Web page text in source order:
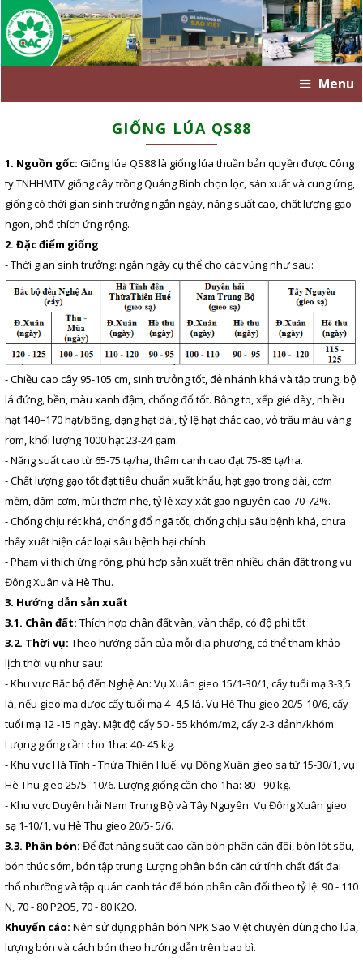
Menu
GIỐNG LÚA QS88
1. Nguồn gốc: Giống lúa QS88 là giống lúa thuần bản quyền được Công
ty TNHHMTV giống cây trồng Quảng Bình chọn lọc, sản xuất và cung ứng,
giống có thời gian sinh trưởng ngắn ngày, năng suất cao, chất lượng gạo
ngon, phổ thích ứng rộng.
2. Đặc điểm giống
- Thời gian sinh trưởng: ngắn ngày cụ thể cho các vùng như sau:
- Chiều cao cây 95-105 cm, sinh trưởng tốt, đẻ nhánh khá và tập trung, bộ
lá đứng, bền, màu xanh đậm, chống đổ tốt. Bông to, xếp gié dày, nhiều
hạt 140–170 hạt/bông, dạng hạt dài, tỷ lệ hạt chắc cao, vỏ trấu màu vàng
rơm, khối lượng 1000 hạt 23-24 gam.
- Năng suất cao từ 65-75 tạ/ha, thâm canh cao đạt 75-85 tạ/ha.
- Chất lượng gạo tốt đạt tiêu chuẩn xuất khẩu, hạt gạo trong dài, cơm
mềm, đậm cơm, mùi thơm nhẹ, tỷ lệ xay xát gạo nguyên cao 70-72%.
- Chống chịu rét khá, chống đổ ngã tốt, chống chịu sâu bệnh khá, chưa
thấy xuất hiện các loại sâu bệnh hại chính.
- Phạm vi thích ứng rộng, phù hợp sản xuất trên nhiều chân đất trong vụ
Đông Xuân và Hè Thu.
3. Hướng dẫn sản xuất
3.1. Chân đất: Thích hợp chân đất vàn, vàn thấp, có độ phì tốt
3.2. Thời vụ: Theo hướng dẫn của mỗi địa phương, có thể tham khảo
lịch thời vụ như sau:
- Khu vực Bắc bộ đến Nghệ An: Vụ Xuân gieo 15/1-30/1, cấy tuổi mạ 3-3,5
lá, nếu gieo mạ dược cấy tuổi mạ 4- 4,5 lá. Vụ Hè Thu gieo 20/5-10/6, cấy
tuổi mạ 12 -15 ngày. Mật độ cấy 50 - 55 khóm/m2, cấy 2-3 dảnh/khóm.
Lượng giống cần cho 1ha: 40- 45 kg.
- Khu vực Hà Tĩnh - Thừa Thiên Huế: vụ Đông Xuân gieo sạ từ 15-30/1, vụ
Hè Thu gieo 25/5- 10/6. Lượng giống cần cho 1ha: 80 - 90 kg.
- Khu vực Duyên hải Nam Trung Bộ và Tây Nguyên: Vụ Đông Xuân gieo
sạ 1-10/1, vụ Hè Thu gieo 20/5- 5/6.
3.3. Phân bón: Để đạt năng suất cao cần bón phân cân đối, bón lót sâu,
bón thúc sớm, bón tập trung. Lượng phân bón căn cứ tính chất đất đai
thổ nhưỡng và tập quán canh tác để bón phân cân đối theo tỷ lệ: 90 - 110
N, 70 - 80 P2O5, 70 - 80 K2O.
Khuyến cáo: Nên sử dụng phân bón NPK Sao Việt chuyên dùng cho lúa,
lượng bón và cách bón theo hướng dẫn trên bao bì.